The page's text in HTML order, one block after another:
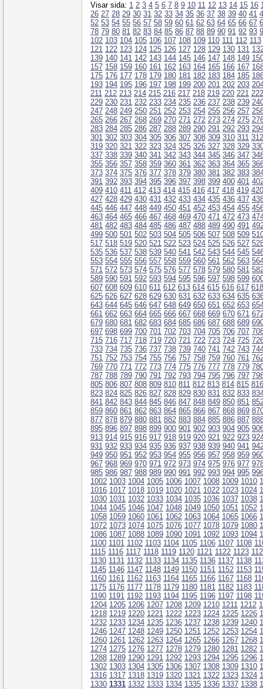
Visar sida: 1 2 3 4 5 6 7 8 9 10 11 12 13 14 15 16
26 27 28 29 30 31 32 33 34 35 36 37 38 39 40 41
52 53 54 55 56 57 58 59 60 61 62 63 64 65 66 67
78 79 80 81 82 83 84 85 86 87 88 89 90 91 92 93
102 103 104 105 106 107 108 109 110 111 112 113
121 122 123 124 125 126 127 128 129 130 131
139 140 141 142 143 144 145 146 147 148 149
157 158 159 160 161 162 163 164 165 166 167
175 176 177 178 179 180 181 182 183 184 185
193 194 195 196 197 198 199 200 201 202 203
211 212 213 214 215 216 217 218 219 220 221 222
229 230 231 232 233 234 235 236 237 238 239
247 248 249 250 251 252 253 254 255 256 257
265 266 267 268 269 270 271 272 273 274 275
283 284 285 286 287 288 289 290 291 292 293
301 302 303 304 305 306 307 308 309 310 311 312
319 320 321 322 323 324 325 326 327 328 329
337 338 339 340 341 342 343 344 345 346 347
355 356 357 358 359 360 361 362 363 364 365
373 374 375 376 377 378 379 380 381 382 383
391 392 393 394 395 396 397 398 399 400 401
409 410 411 412 413 414 415 416 417 418 419 420
427 428 429 430 431 432 433 434 435 436 437
445 446 447 448 449 450 451 452 453 454 455
463 464 465 466 467 468 469 470 471 472 473
481 482 483 484 485 486 487 488 489 490 491
499 500 501 502 503 504 505 506 507 508 509
517 518 519 520 521 522 523 524 525 526 527
535 536 537 538 539 540 541 542 543 544 545
553 554 555 556 557 558 559 560 561 562 563
571 572 573 574 575 576 577 578 579 580 581
589 590 591 592 593 594 595 596 597 598 599
607 608 609 610 611 612 613 614 615 616 617 618
625 626 627 628 629 630 631 632 633 634 635
643 644 645 646 647 648 649 650 651 652 653
661 662 663 664 665 666 667 668 669 670 671
679 680 681 682 683 684 685 686 687 688 689
697 698 699 700 701 702 703 704 705 706 707
715 716 717 718 719 720 721 722 723 724 725
733 734 735 736 737 738 739 740 741 742 743
751 752 753 754 755 756 757 758 759 760 761
769 770 771 772 773 774 775 776 777 778 779
787 788 789 790 791 792 793 794 795 796 797
805 806 807 808 809 810 811 812 813 814 815 816
823 824 825 826 827 828 829 830 831 832 833
841 842 843 844 845 846 847 848 849 850 851
859 860 861 862 863 864 865 866 867 868 869
877 878 879 880 881 882 883 884 885 886 887
895 896 897 898 899 900 901 902 903 904 905
913 914 915 916 917 918 919 920 921 922 923
931 932 933 934 935 936 937 938 939 940 941
949 950 951 952 953 954 955 956 957 958 959
967 968 969 970 971 972 973 974 975 976 977
985 986 987 988 989 990 991 992 993 994 995
1002 1003 1004 1005 1006 1007 1008 1009 1010
1016 1017 1018 1019 1020 1021 1022 1023 1024
1030 1031 1032 1033 1034 1035 1036 1037 1038
1044 1045 1046 1047 1048 1049 1050 1051 1052
1058 1059 1060 1061 1062 1063 1064 1065 1066
1072 1073 1074 1075 1076 1077 1078 1079 1080
1086 1087 1088 1089 1090 1091 1092 1093 1094
1100 1101 1102 1103 1104 1105 1106 1107 1108
1115 1116 1117 1118 1119 1120 1121 1122 1123
1130 1131 1132 1133 1134 1135 1136 1137 1138
1145 1146 1147 1148 1149 1150 1151 1152 1153
1160 1161 1162 1163 1164 1165 1166 1167 1168
1175 1176 1177 1178 1179 1180 1181 1182 1183
1190 1191 1192 1193 1194 1195 1196 1197 1198
1204 1205 1206 1207 1208 1209 1210 1211 1212
1218 1219 1220 1221 1222 1223 1224 1225 1226
1232 1233 1234 1235 1236 1237 1238 1239 1240
1246 1247 1248 1249 1250 1251 1252 1253 1254
1260 1261 1262 1263 1264 1265 1266 1267 1268
1274 1275 1276 1277 1278 1279 1280 1281 1282
1288 1289 1290 1291 1292 1293 1294 1295 1296
1302 1303 1304 1305 1306 1307 1308 1309 1310
1316 1317 1318 1319 1320 1321 1322 1323 1324
1330 1331 1332 1333 1334 1335 1336 1337 1338